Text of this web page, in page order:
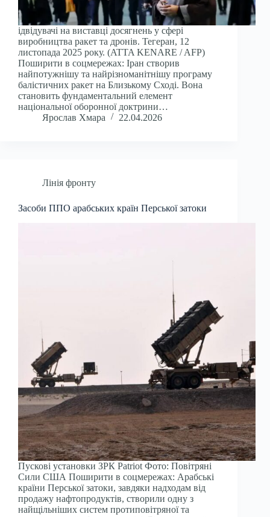
ідвідувачі на виставці досягнень у сфері
виробництва ракет та дронів. Тегеран, 12
листопада 2025 року. (ATTA KENARE / AFP)
Поширити в соцмережах: Іран створив
найпотужнішу та найрізноманітнішу програму
балістичних ракет на Близькому Сході. Вона
становить фундаментальний елемент
національної оборонної доктрини…
Ярослав Хмара
22.04.2026
Лінія фронту
Засоби ППО арабських країн Перської затоки
Пускові установки ЗРК Patriot Фото: Повітряні
Сили США Поширити в соцмережах: Арабські
країни Перської затоки, завдяки надходам від
продажу нафтопродуктів, створили одну з
найщільніших систем протиповітряної та